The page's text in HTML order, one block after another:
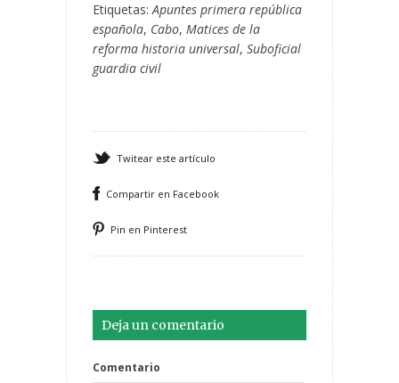
Etiquetas:Apuntes primera república
española, Cabo, Matices de la
reforma historia universal, Suboficial
guardia civil
Twitear este artículo
Compartir en Facebook
Pin en Pinterest
Deja un comentario
Comentario